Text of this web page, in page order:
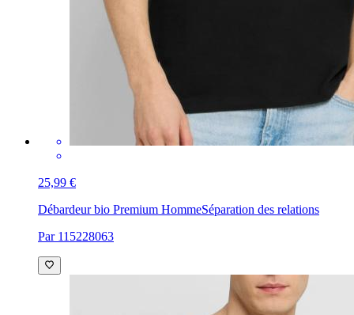
25,99 €
Débardeur bio Premium HommeSéparation des relations
Par 115228063